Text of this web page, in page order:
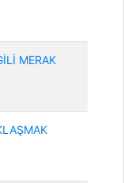
MERAK